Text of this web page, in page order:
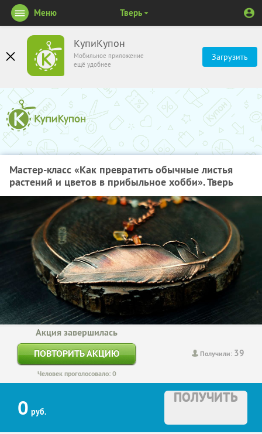
КупиКупон
Мобильное приложение
ещё удобнее
Загрузить
Меню Тверь
Мастер-класс «Как превратить обычные листья
растений и цветов в прибыльное хобби». Тверь
Получили: 39
Акция завершилась
ПОВТОРИТЬ АКЦИЮ
Человек проголосовало: 0
0 руб.
ПОЛУЧИТЬ